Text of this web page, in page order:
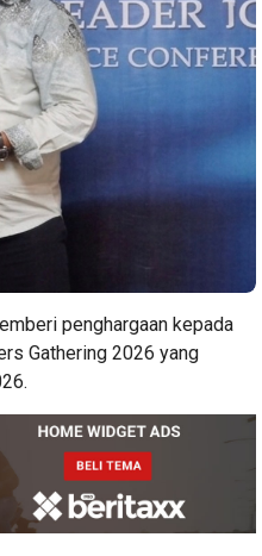
penghargaan kepada
Gathering 2026 yang